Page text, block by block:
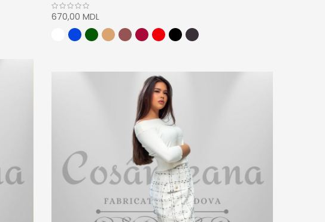
670,00 MDL